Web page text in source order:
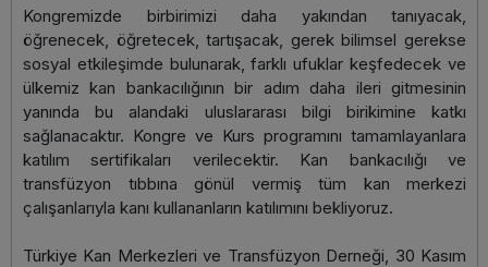
Kongremizde birbirimizi daha yakından tanıyacak,
öğrenecek, öğretecek, tartışacak, gerek bilimsel gerekse
sosyal etkileşimde bulunarak, farklı ufuklar keşfedecek ve
ülkemiz kan bankacılığının bir adım daha ileri gitmesinin
yanında bu alandaki uluslararası bilgi birikimine katkı
sağlanacaktır. Kongre ve Kurs programını tamamlayanlara
katılım sertifikaları verilecektir. Kan bankacılığı ve
transfüzyon tıbbına gönül vermiş tüm kan merkezi
çalışanlarıyla kanı kullananların katılımını bekliyoruz.
Türkiye Kan Merkezleri ve Transfüzyon Derneği, 30 Kasım